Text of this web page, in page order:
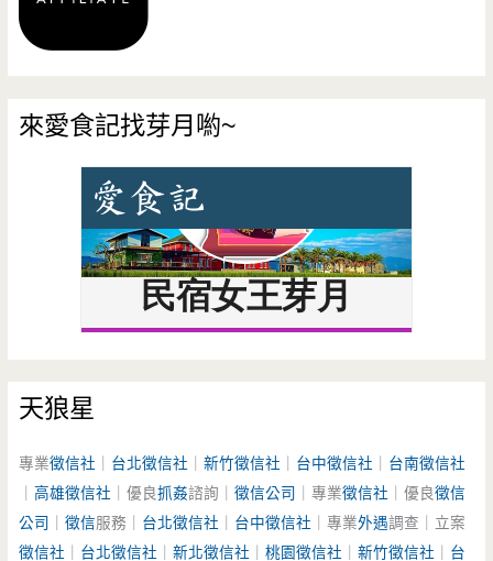
來愛食記找芽月喲~
天狼星
專業徵信社 台北徵信社 ｜新竹徵信社 台中徵信社
台南徵信社
高雄徵信社 ｜優良抓姦諮詢｜徵信公司 ｜專業徵信社 ｜優良徵信
公司
｜徵信服務｜ 台北徵信社 台中徵信社 ｜專業外遇調查｜立案
徵信社
台北徵信社 ｜新北徵信社 ｜桃園徵信社 ｜新竹徵信社 台